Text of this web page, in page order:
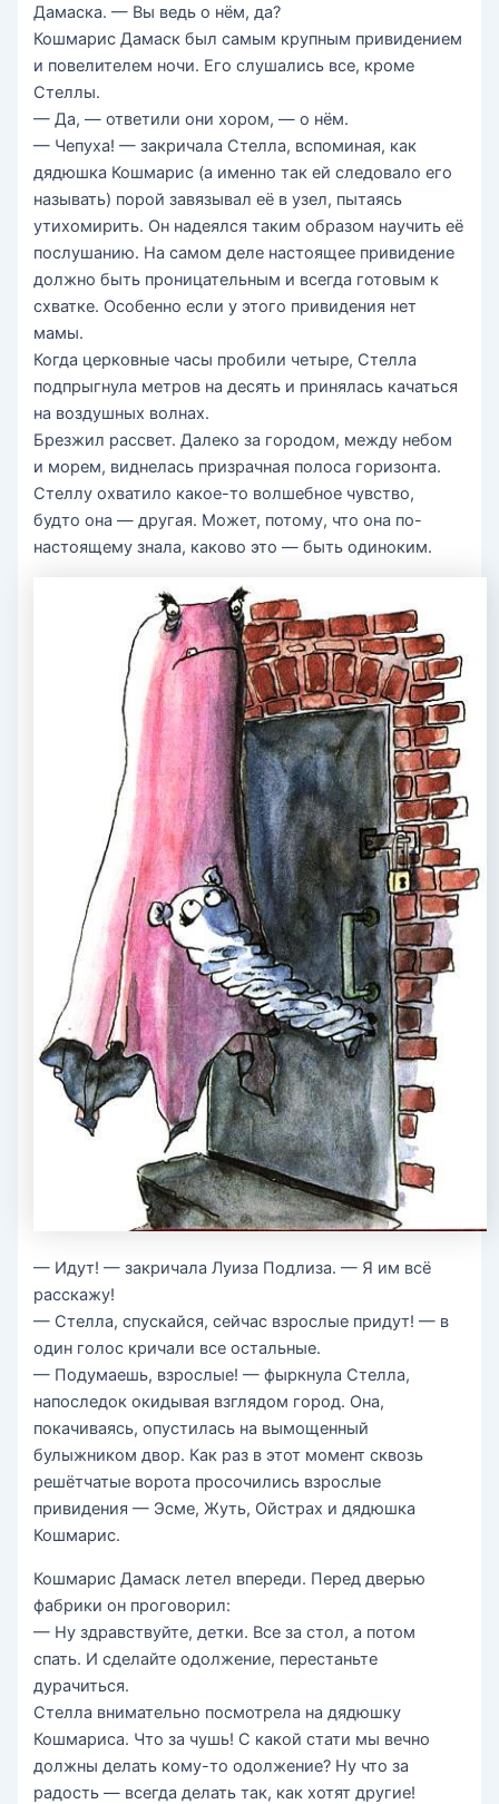
Дамаска. — Вы ведь о нём, да?
Кошмарис Дамаск был самым крупным привидением
и повелителем ночи. Его слушались все, кроме
Стеллы.
— Да, — ответили они хором, — о нём.
— Чепуха! — закричала Стелла, вспоминая, как
дядюшка Кошмарис (а именно так ей следовало его
называть) порой завязывал её в узел, пытаясь
утихомирить. Он надеялся таким образом научить её
послушанию. На самом деле настоящее привидение
должно быть проницательным и всегда готовым к
схватке. Особенно если у этого привидения нет
мамы.
Когда церковные часы пробили четыре, Стелла
подпрыгнула метров на десять и принялась качаться
на воздушных волнах.
Брезжил рассвет. Далеко за городом, между небом
и морем, виднелась призрачная полоса горизонта.
Стеллу охватило какое-то волшебное чувство,
будто она — другая. Может, потому, что она по-
настоящему знала, каково это — быть одиноким.
— Идут! — закричала Луиза Подлиза. — Я им всё
расскажу!
— Стелла, спускайся, сейчас взрослые придут! — в
один голос кричали все остальные.
— Подумаешь, взрослые! — фыркнула Стелла,
напоследок окидывая взглядом город. Она,
покачиваясь, опустилась на вымощенный
булыжником двор. Как раз в этот момент сквозь
решётчатые ворота просочились взрослые
привидения — Эсме, Жуть, Ойстрах и дядюшка
Кошмарис.
Кошмарис Дамаск летел впереди. Перед дверью
фабрики он проговорил:
— Ну здравствуйте, детки. Все за стол, а потом
спать. И сделайте одолжение, перестаньте
дурачиться.
Стелла внимательно посмотрела на дядюшку
Кошмариса. Что за чушь! С какой стати мы вечно
должны делать кому-то одолжение? Ну что за
радость — всегда делать так, как хотят другие!